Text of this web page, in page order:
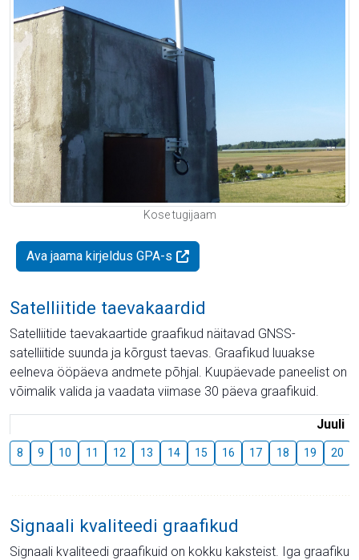
Kose tugijaam
Ava jaama kirjeldus GPA-s
Satelliitide taevakaardid
Satelliitide taevakaartide graafikud näitavad GNSS-
satelliitide suunda ja kõrgust taevas. Graafikud luuakse
eelneva ööpäeva andmete põhjal. Kuupäevade paneelist on
võimalik valida ja vaadata viimase 30 päeva graafikuid.
Juuli
8 9 10 11 12 13 14 15 16 17 18 19 20
Signaali kvaliteedi graafikud
Signaali kvaliteedi graafikuid on kokku kaksteist. Iga graafiku